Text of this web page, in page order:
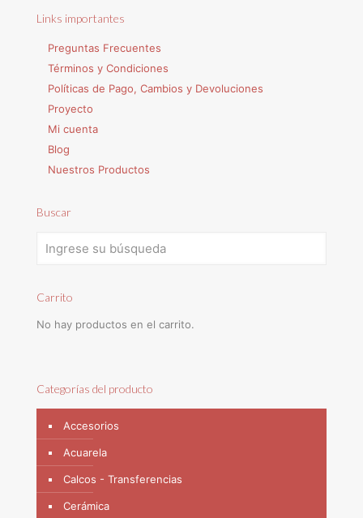
Links importantes
Preguntas Frecuentes
Términos y Condiciones
Políticas de Pago, Cambios y Devoluciones
Proyecto
Mi cuenta
Blog
Nuestros Productos
Buscar
Carrito
No hay productos en el carrito.
Categorías del producto
Accesorios
Acuarela
Calcos - Transferencias
Cerámica